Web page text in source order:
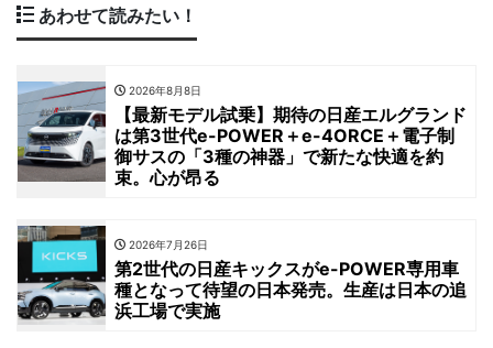
あわせて読みたい！
2026年8月8日
【最新モデル試乗】期待の日産エルグランド
は第3世代e-POWER＋e-4ORCE＋電子制
御サスの「3種の神器」で新たな快適を約
束。心が昂る
2026年7月26日
第2世代の日産キックスがe-POWER専用車
種となって待望の日本発売。生産は日本の追
浜工場で実施